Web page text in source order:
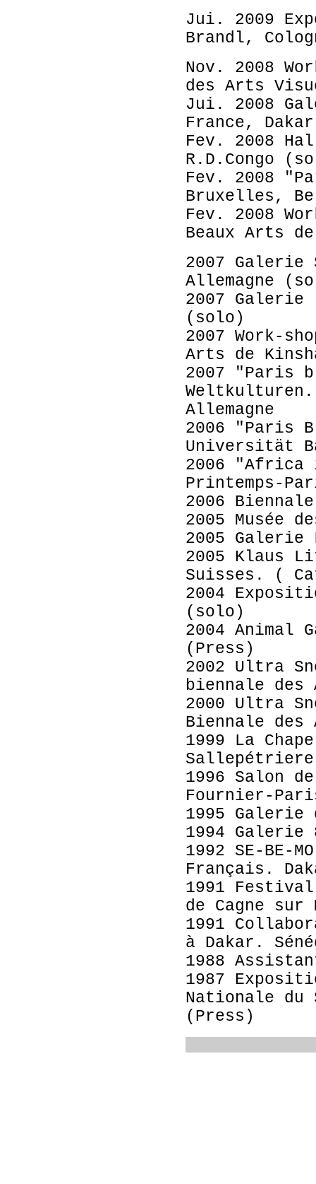
Jui. 2009
Brandl,
Nov. 2008
des Arts
Jui. 2008
France, Dakar
Fev. 2008
R.D.Congo
Fev. 2008
Bruxelles,
Fev. 2008
Beaux Arts
2007 Galerie
Allemagne
2007 Galerie
(solo)
2007 Work-
Arts de
2007 "Paris
Allemagne
2006 "Paris
Universität
2006 "Africa
Printemps-
2006
2005 Musée
2005
2005 Klaus
Suisses. (
2004
(solo)
2004 Animal
(Press)
2002 Ultra
biennale
2000 Ultra
Biennale des
1999 La
1996 Salon
Fournier-
1995 Galerie
1994 Galerie
1992 SE-BE-
Français.
1991
de Cagne
1991
à Dakar.
1988
1987
Nationale du
(Press)